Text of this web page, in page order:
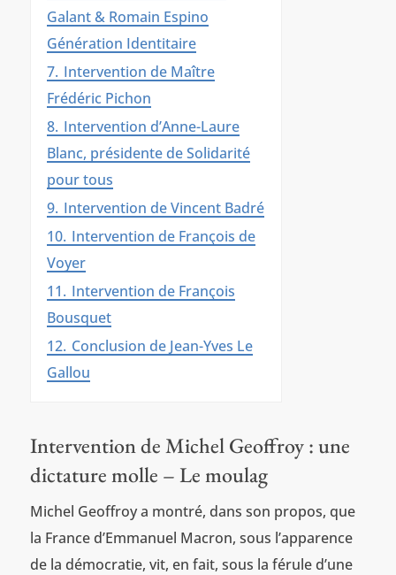
Galant & Romain Espino
Génération Identitaire
7. Intervention de Maître
Frédéric Pichon
8. Intervention d’Anne-Laure
Blanc, présidente de Solidarité
pour tous
9. Intervention de Vincent Badré
10. Intervention de François de
Voyer
11. Intervention de François
Bousquet
12. Conclusion de Jean-Yves Le
Gallou
Intervention de Michel Geoffroy : une
dictature molle – Le moulag
Michel Geoffroy a montré, dans son propos, que
la France d’Emmanuel Macron, sous l’apparence
de la démocratie, vit, en fait, sous la férule d’une